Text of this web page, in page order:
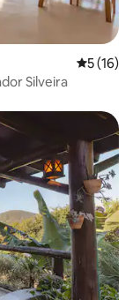
5 de uma
5 (16)
Silveira